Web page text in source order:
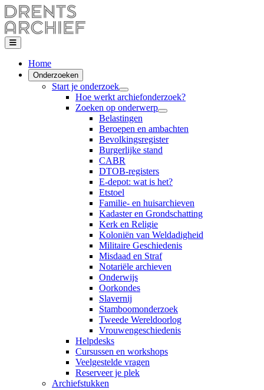
Home
Onderzoeken
Start je onderzoek
Hoe werkt archiefonderzoek?
Zoeken op onderwerp
Belastingen
Beroepen en ambachten
Bevolkingsregister
Burgerlijke stand
CABR
DTOB-registers
E-depot: wat is het?
Etstoel
Familie- en huisarchieven
Kadaster en Grondschatting
Kerk en Religie
Koloniën van Weldadigheid
Militaire Geschiedenis
Misdaad en Straf
Notariële archieven
Onderwijs
Oorkondes
Slavernij
Stamboomonderzoek
Tweede Wereldoorlog
Vrouwengeschiedenis
Helpdesks
Cursussen en workshops
Veelgestelde vragen
Reserveer je plek
Archiefstukken